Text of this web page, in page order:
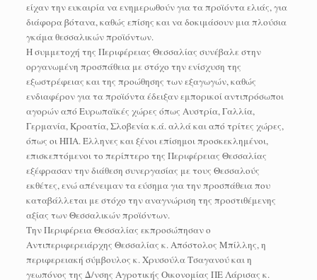
είχαν την ευκαιρία να ενημερωθούν για τα προϊόντα ελιάς, για
διάφορα βότανα, καθώς επίσης και να δοκιμάσουν μια πλούσια
γκάμα θεσσαλικών προϊόντων.
Η συμμετοχή της Περιφέρειας Θεσσαλίας συνέβαλε στην
οργανωμένη προσπάθεια με στόχο την ενίσχυση της
εξωστρέφειας και της προώθησης των εξαγωγών, καθώς
ενδιαφέρον για τα προϊόντα έδειξαν εμπορικοί αντιπρόσωποι
αγορών από Ευρωπαϊκές χώρες όπως Αυστρία, Γαλλία,
Γερμανία, Κροατία, Σλοβενία κ.ά. αλλά και από τρίτες χώρες,
όπως οι ΗΠΑ. Έλληνες και ξένοι επίσημοι προσκεκλημένοι,
επισκεπτόμενοι το περίπτερο της Περιφέρειας Θεσσαλίας
εξέφρασαν την διάθεση συνεργασίας με τους Θεσσαλούς
εκθέτες, ενώ απένειμαν τα εύσημα για την προσπάθεια που
καταβάλλεται με στόχο την αναγνώριση της προστιθέμενης
αξίας των Θεσσαλικών προϊόντων.
Την Περιφέρεια Θεσσαλίας εκπροσώπησαν ο
Αντιπεριφερειάρχης Θεσσαλίας κ. Απόστολος Μπίλλης, η
περιφερειακή σύμβουλος κ. Χρυσούλα Τσαγανού και η
γεωπόνος της Δ/νσης Αγροτικής Οικονομίας ΠΕ Λάρισας κ.